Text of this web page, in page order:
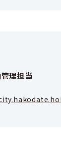
理担当